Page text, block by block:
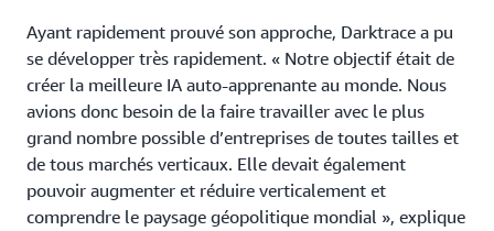
Ayant rapidement prouvé son approche, Darktrace a pu
se développer très rapidement. « Notre objectif était de
créer la meilleure IA auto-apprenante au monde. Nous
avions donc besoin de la faire travailler avec le plus
grand nombre possible d’entreprises de toutes tailles et
de tous marchés verticaux. Elle devait également
pouvoir augmenter et réduire verticalement et
comprendre le paysage géopolitique mondial », explique